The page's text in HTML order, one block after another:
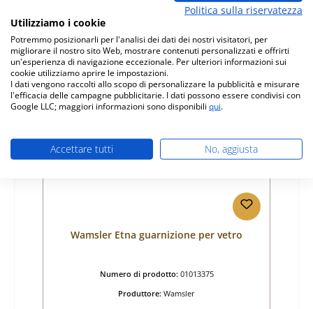
Prezzo normale:
Disponibile, tempi di consegna: 4-6 giorni
Dettagli
Wamsler Etna guarnizione per vetro
Numero di prodotto: 01013375
Produttore: Wamsler
Politica sulla riservatezza
Utilizziamo i cookie
Potremmo posizionarli per l'analisi dei dati dei nostri visitatori, per
migliorare il nostro sito Web, mostrare contenuti personalizzati e offrirti
un'esperienza di navigazione eccezionale. Per ulteriori informazioni sui
cookie utilizziamo aprire le impostazioni.
I dati vengono raccolti allo scopo di personalizzare la pubblicità e misurare
l'efficacia delle campagne pubblicitarie. I dati possono essere condivisi con
Google LLC; maggiori informazioni sono disponibili qui.
Accettare tutti No, aggiusta